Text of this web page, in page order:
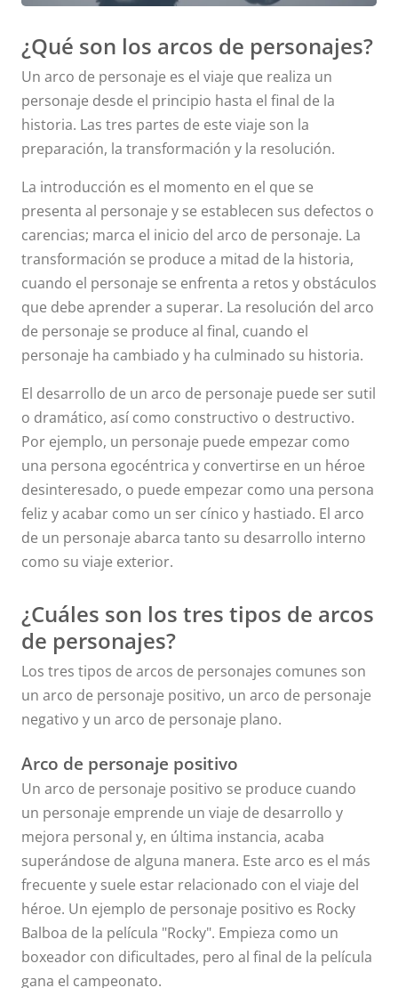
¿Qué son los arcos de personajes?
Un arco de personaje es el viaje que realiza un
personaje desde el principio hasta el final de la
historia. Las tres partes de este viaje son la
preparación, la transformación y la resolución.
La introducción es el momento en el que se
presenta al personaje y se establecen sus defectos o
carencias; marca el inicio del arco de personaje. La
transformación se produce a mitad de la historia,
cuando el personaje se enfrenta a retos y obstáculos
que debe aprender a superar. La resolución del arco
de personaje se produce al final, cuando el
personaje ha cambiado y ha culminado su historia.
El desarrollo de un arco de personaje puede ser sutil
o dramático, así como constructivo o destructivo.
Por ejemplo, un personaje puede empezar como
una persona egocéntrica y convertirse en un héroe
desinteresado, o puede empezar como una persona
feliz y acabar como un ser cínico y hastiado. El arco
de un personaje abarca tanto su desarrollo interno
como su viaje exterior.
¿Cuáles son los tres tipos de arcos
de personajes?
Los tres tipos de arcos de personajes comunes son
un arco de personaje positivo, un arco de personaje
negativo y un arco de personaje plano.
Arco de personaje positivo
Un arco de personaje positivo se produce cuando
un personaje emprende un viaje de desarrollo y
mejora personal y, en última instancia, acaba
superándose de alguna manera. Este arco es el más
frecuente y suele estar relacionado con el viaje del
héroe. Un ejemplo de personaje positivo es Rocky
Balboa de la película "Rocky". Empieza como un
boxeador con dificultades, pero al final de la película
gana el campeonato.